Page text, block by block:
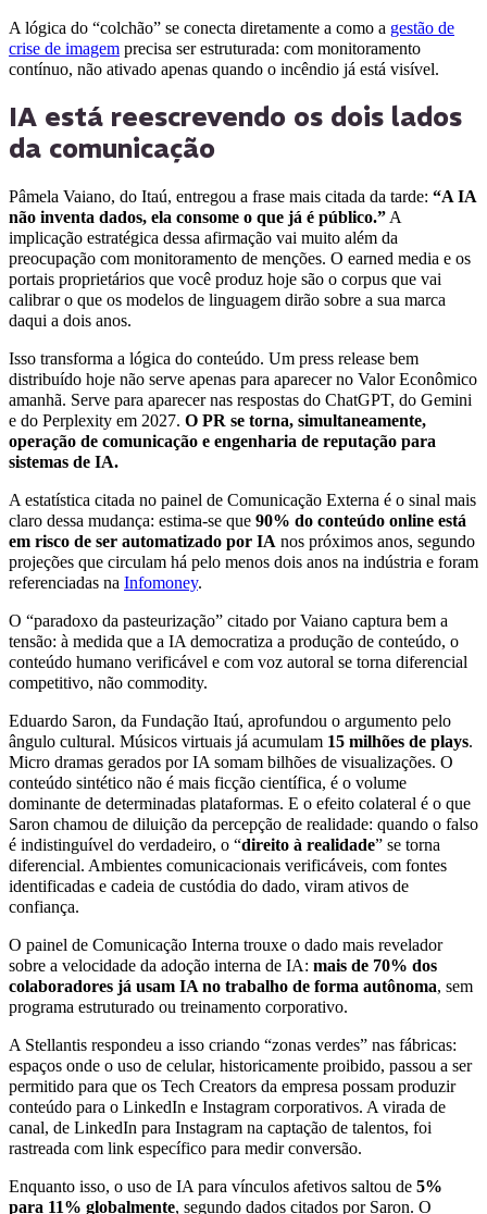
A lógica do “colchão” se conecta diretamente a como a gestão de
crise de imagem precisa ser estruturada: com monitoramento
contínuo, não ativado apenas quando o incêndio já está visível.
IA está reescrevendo os dois lados
da comunicação
Pâmela Vaiano, do Itaú, entregou a frase mais citada da tarde: “A IA
não inventa dados, ela consome o que já é público.” A
implicação estratégica dessa afirmação vai muito além da
preocupação com monitoramento de menções. O earned media e os
portais proprietários que você produz hoje são o corpus que vai
calibrar o que os modelos de linguagem dirão sobre a sua marca
daqui a dois anos.
Isso transforma a lógica do conteúdo. Um press release bem
distribuído hoje não serve apenas para aparecer no Valor Econômico
amanhã. Serve para aparecer nas respostas do ChatGPT, do Gemini
e do Perplexity em 2027. O PR se torna, simultaneamente,
operação de comunicação e engenharia de reputação para
sistemas de IA.
A estatística citada no painel de Comunicação Externa é o sinal mais
claro dessa mudança: estima-se que 90% do conteúdo online está
em risco de ser automatizado por IA nos próximos anos, segundo
projeções que circulam há pelo menos dois anos na indústria e foram
referenciadas na Infomoney.
O “paradoxo da pasteurização” citado por Vaiano captura bem a
tensão: à medida que a IA democratiza a produção de conteúdo, o
conteúdo humano verificável e com voz autoral se torna diferencial
competitivo, não commodity.
Eduardo Saron, da Fundação Itaú, aprofundou o argumento pelo
ângulo cultural. Músicos virtuais já acumulam 15 milhões de plays.
Micro dramas gerados por IA somam bilhões de visualizações. O
conteúdo sintético não é mais ficção científica, é o volume
dominante de determinadas plataformas. E o efeito colateral é o que
Saron chamou de diluição da percepção de realidade: quando o falso
é indistinguível do verdadeiro, o “direito à realidade” se torna
diferencial. Ambientes comunicacionais verificáveis, com fontes
identificadas e cadeia de custódia do dado, viram ativos de
confiança.
O painel de Comunicação Interna trouxe o dado mais revelador
sobre a velocidade da adoção interna de IA: mais de 70% dos
colaboradores já usam IA no trabalho de forma autônoma, sem
programa estruturado ou treinamento corporativo.
A Stellantis respondeu a isso criando “zonas verdes” nas fábricas:
espaços onde o uso de celular, historicamente proibido, passou a ser
permitido para que os Tech Creators da empresa possam produzir
conteúdo para o LinkedIn e Instagram corporativos. A virada de
canal, de LinkedIn para Instagram na captação de talentos, foi
rastreada com link específico para medir conversão.
Enquanto isso, o uso de IA para vínculos afetivos saltou de 5%
para 11% globalmente, segundo dados citados por Saron. O